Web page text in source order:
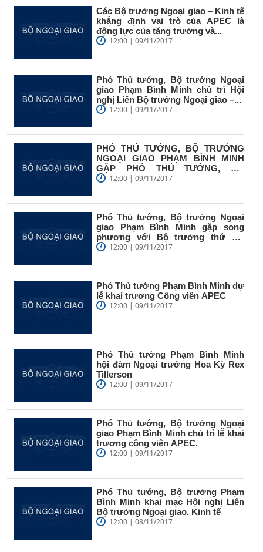
Các Bộ trưởng Ngoại giao – Kinh tế
khẳng định vai trò của APEC là
động lực của tăng trưởng và...
12:00 | 09/11/2017
Phó Thủ tướng, Bộ trưởng Ngoại
giao Phạm Bình Minh chủ trì Hội
nghị Liên Bộ trưởng Ngoại giao –...
12:00 | 09/11/2017
PHÓ THỦ TƯỚNG, BỘ TRƯỞNG
NGOẠI GIAO PHẠM BÌNH MINH
GẶP PHÓ THỦ TƯỚNG, BỘ
TRƯỞNG NGOẠI GIAO NIU...
12:00 | 09/11/2017
Phó Thủ tướng, Bộ trưởng Ngoại
giao Phạm Bình Minh gặp song
phương với Bộ trưởng thứ hai
Ngoại...
12:00 | 09/11/2017
Phó Thủ tướng Phạm Bình Minh dự
lễ khai trương Công viên APEC
12:00 | 09/11/2017
Phó Thủ tướng Phạm Bình Minh
hội đàm Ngoại trưởng Hoa Kỳ Rex
Tillerson
12:00 | 09/11/2017
Phó Thủ tướng, Bộ trưởng Ngoại
giao Phạm Bình Minh chủ trì lễ khai
trương công viên APEC.
12:00 | 09/11/2017
Phó Thủ tướng, Bộ trưởng Phạm
Bình Minh khai mạc Hội nghị Liên
Bộ trưởng Ngoại giao, Kinh tế
12:00 | 08/11/2017